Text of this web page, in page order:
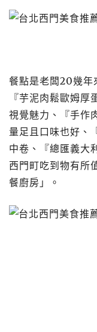
餐點是老闆20幾年
『芋泥肉鬆歐姆
視覺魅力、『手作
量足且口味也好、
中卷、『總匯義大
西門町吃到物有所
餐廚房」。